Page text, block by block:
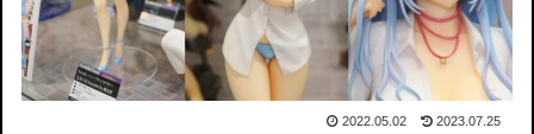
2022.05.02 2023.07.25